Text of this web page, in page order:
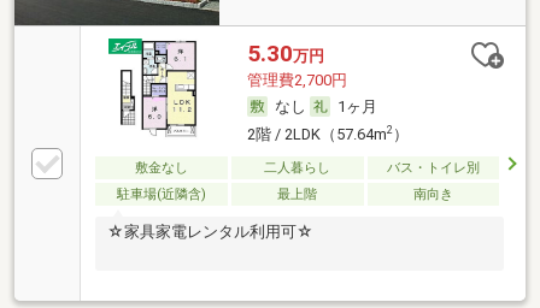
5.30万円
管理費2,700円
なし
1ヶ月
2階 / 2LDK（57.64m2）
敷金なし 二人暮らし
バス・トイレ別
駐車場(近隣含)
最上階 南向き
☆家具家電レンタル利用可☆